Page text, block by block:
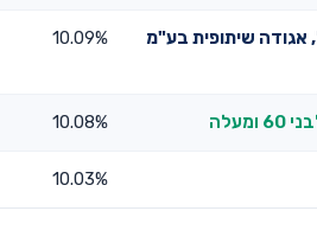
אגודה שיתופית בע"מ
10.09%
10.08%
10.03%